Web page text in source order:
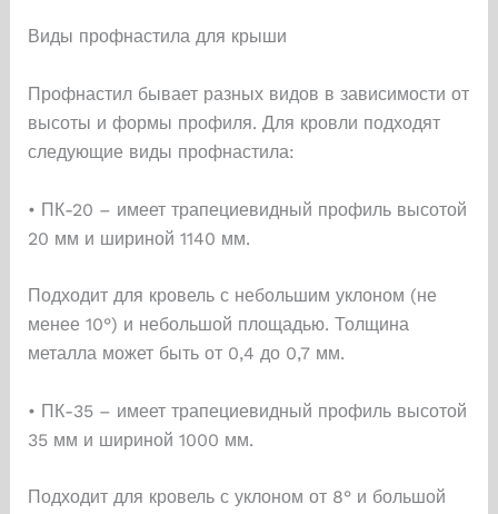
Виды профнастила для крыши
Профнастил бывает разных видов в зависимости от
высоты и формы профиля. Для кровли подходят
следующие виды профнастила:
• ПК-20 – имеет трапециевидный профиль высотой
20 мм и шириной 1140 мм.
Подходит для кровель с небольшим уклоном (не
менее 10°) и небольшой площадью. Толщина
металла может быть от 0,4 до 0,7 мм.
• ПК-35 – имеет трапециевидный профиль высотой
35 мм и шириной 1000 мм.
Подходит для кровель с уклоном от 8° и большой